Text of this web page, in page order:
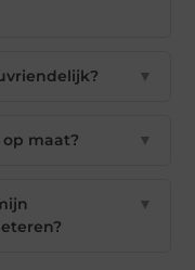
▼
maat? ▼
▼